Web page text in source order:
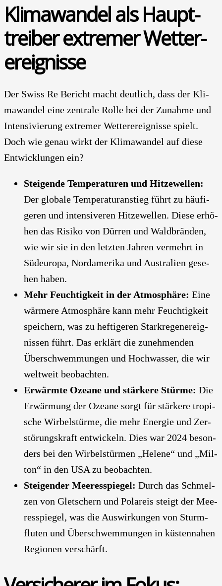
Kli­ma­wan­del als Haupt­
trei­ber extre­mer Wet­ter­
ereig­nis­se
Der Swiss Re Bericht macht deut­lich, dass der Kli­
ma­wan­del eine zen­tra­le Rol­le bei der Zunah­me und
Inten­si­vie­rung extre­mer Wet­ter­ereig­nis­se spielt.
Doch wie genau wirkt der Kli­ma­wan­del auf die­se
Ent­wick­lun­gen ein?
Stei­gen­de Tem­pe­ra­tu­ren und Hit­ze­wel­len:
Der glo­ba­le Tem­pe­ra­tur­an­stieg führt zu häu­fi­
ge­ren und inten­si­ve­ren Hit­ze­wel­len. Die­se erhö­
hen das Risi­ko von Dür­ren und Wald­brän­den,
wie wir sie in den letz­ten Jah­ren ver­mehrt in
Süd­eu­ro­pa, Nord­ame­ri­ka und Aus­tra­li­en gese­
hen haben.
Mehr Feuch­tig­keit in der Atmo­sphä­re: Eine
wär­me­re Atmo­sphä­re kann mehr Feuch­tig­keit
spei­chern, was zu hef­ti­ge­ren Stark­re­gen­er­eig­
nis­sen führt. Das erklärt die zuneh­men­den
Über­schwem­mun­gen und Hoch­was­ser, die wir
welt­weit beob­ach­ten.
Erwärm­te Ozea­ne und stär­ke­re Stür­me: Die
Erwär­mung der Ozea­ne sorgt für stär­ke­re tro­pi­
sche Wir­bel­stür­me, die mehr Ener­gie und Zer­
stö­rungs­kraft ent­wi­ckeln. Dies war 2024 beson­
ders bei den Wir­bel­stür­men „Hele­ne“ und „Mil­
ton“ in den USA zu beob­ach­ten.
Stei­gen­der Mee­res­spie­gel: Durch das Schmel­
zen von Glet­schern und Polar­eis steigt der Mee­
res­spie­gel, was die Aus­wir­kun­gen von Sturm­
flu­ten und Über­schwem­mun­gen in küs­ten­na­hen
Regio­nen ver­schärft.